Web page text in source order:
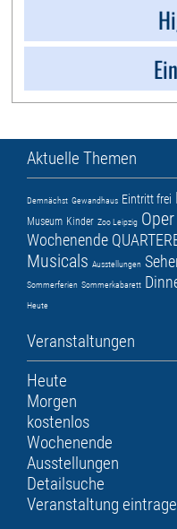
Aktuelle Themen
Demnächst Gewandhaus Eintritt frei
Museum Kinder Zoo Leipzig Oper
Wochenende
Musicals Ausstellungen
Sommerferien Sommerkabarett
Heute
Veranstaltungen
Heute
Morgen
kostenlos
Wochenende
Ausstellungen
Detailsuche
Veranstaltung